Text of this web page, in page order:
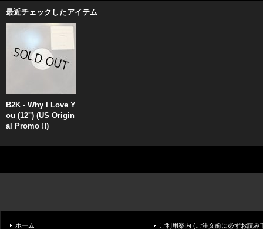
最近チェックしたアイテム
B2K - Why I Love Y
ou (12'') (US Origin
al Promo !!)
ホーム ご利用案内 (ご注文前に必ずお読み